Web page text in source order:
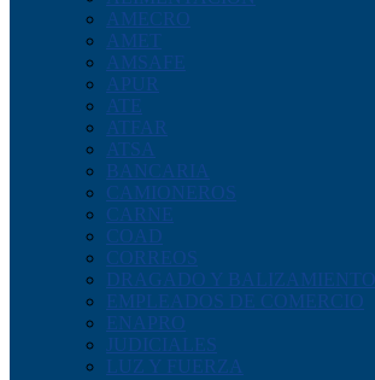
AMECRO
AMET
AMSAFE
APUR
ATE
ATFAR
ATSA
BANCARIA
CAMIONEROS
CARNE
COAD
CORREOS
DRAGADO Y BALIZAMIENTO
EMPLEADOS DE COMERCIO
ENAPRO
JUDICIALES
LUZ Y FUERZA